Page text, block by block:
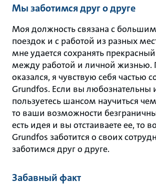
Мы заботимся друг о друге
Моя должность связана с
поездок и с работой из разных
мне удается сохранять
между работой и личной жизнью.
оказался, я чувствую себя частью
Grundfos. Если вы любознательны
пользуетесь шансом научиться
то ваши возможности
есть идея и вы отстаиваете ее, то
Grundfos заботится о своих
заботимся друг о друге.
Забавный факт